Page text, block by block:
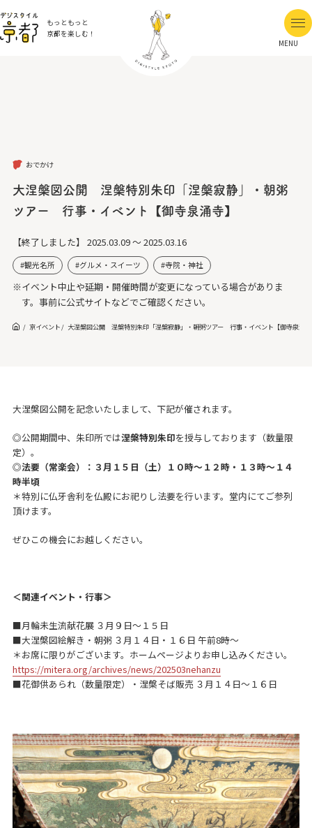
もっともっと
京都を楽しむ！
MENU
おでかけ
大涅槃図公開 涅槃特別朱印「涅槃寂静」・朝粥
ツアー 行事・イベント【御寺泉涌寺】
【終了しました】 2025.03.09 ～ 2025.03.16
観光名所 グルメ・スイーツ 寺院・神社
※イベント中止や延期・開催時間が変更になっている場合がありま
す。事前に公式サイトなどでご確認ください。
京イベント 大涅槃図公開 涅槃特別朱印「涅槃寂静」・朝粥ツアー 行事・イベント【御寺泉涌
大涅槃図公開を記念いたしまして、下記が催されます。
◎公開期間中、朱印所では涅槃特別朱印を授与しております（数量限
定）。
◎法要（常楽会）：３月１５日（土）１０時～１２時・１３時～１４
時半頃
＊特別に仏牙舎利を仏殿にお祀りし法要を行います。堂内にてご参列
頂けます。
ぜひこの機会にお越しください。
＜関連イベント・行事＞
■月輪未生流献花展 ３月９日～１５日
■大涅槃図絵解き・朝粥 ３月１４日・１６日 午前8時～
＊お席に限りがございます。ホームページよりお申し込みください。
https://mitera.org/archives/news/202503nehanzu
■花御供あられ（数量限定）・涅槃そば販売 ３月１４日～１６日